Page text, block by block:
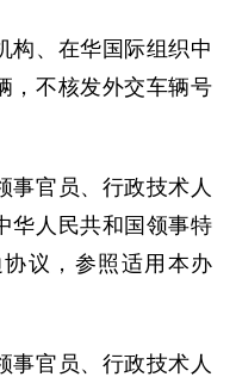
、在华国际组织中
，不核发外交车辆号
官员、行政技术人
华人民共和国领事特
议，参照适用本办
官员、行政技术人